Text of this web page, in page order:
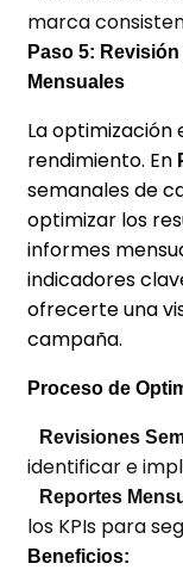
marca
Paso 5:
Mensuales
La optimización
rendimiento. En
semanales de
optimizar los
informes
indicadores
ofrecerte una
campaña.
Proceso de
Revisiones
identificar e
Reportes
los KPIs para
Beneficios: